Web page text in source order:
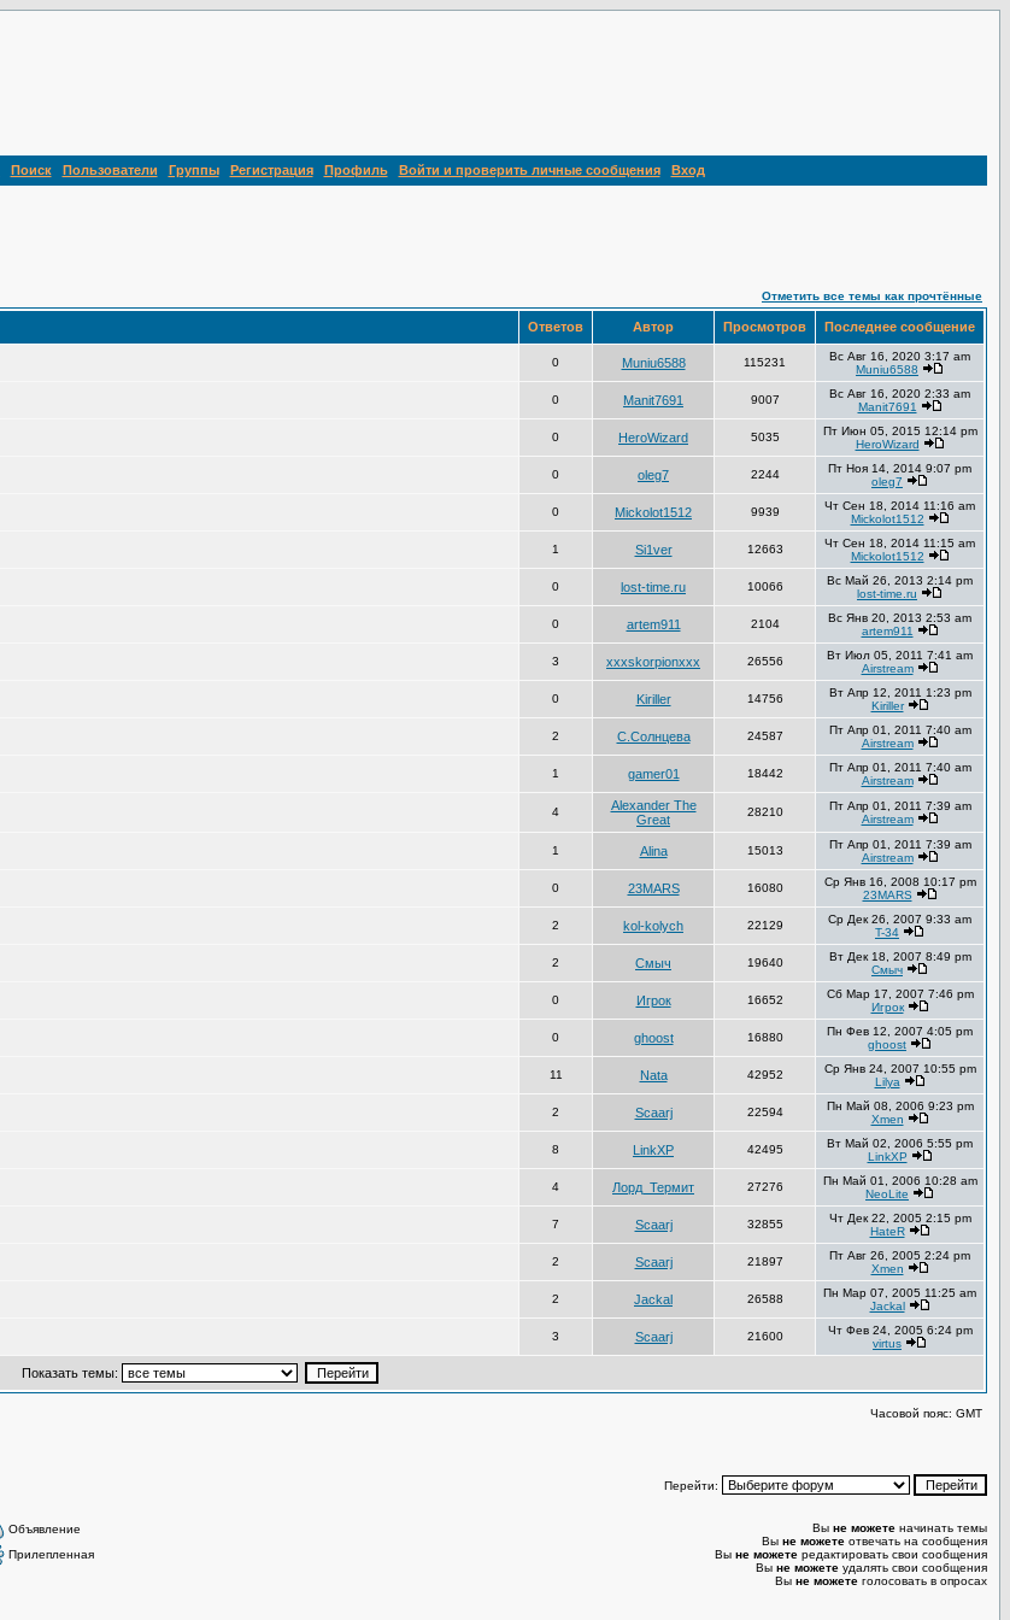
Поиск Пользователи Группы Регистрация Профиль Войти и проверить личные сообщения Вход
Отметить все темы как прочтённые
Ответов Автор Просмотров Последнее сообщение
0 Muniu6588 115231
Вс Авг 16, 2020 3:17 am
Muniu6588
0 Manit7691 9007
Вс Авг 16, 2020 2:33 am
Manit7691
0 HeroWizard 5035
Пт Июн 05, 2015 12:14 pm
HeroWizard
0 oleg7 2244
Пт Ноя 14, 2014 9:07 pm
oleg7
0 Mickolot1512 9939
Чт Сен 18, 2014 11:16 am
Mickolot1512
1 Si1ver 12663
Чт Сен 18, 2014 11:15 am
Mickolot1512
0 lost-time.ru 10066
Вс Май 26, 2013 2:14 pm
lost-time.ru
0 artem911 2104
Вс Янв 20, 2013 2:53 am
artem911
3 xxxskorpionxxx 26556
Вт Июл 05, 2011 7:41 am
Airstream
0 Kiriller 14756
Вт Апр 12, 2011 1:23 pm
Kiriller
2 С.Солнцева 24587
Пт Апр 01, 2011 7:40 am
Airstream
1 gamer01 18442
Пт Апр 01, 2011 7:40 am
Airstream
4
Alexander The
Great
28210
Пт Апр 01, 2011 7:39 am
Airstream
1 Alina 15013
Пт Апр 01, 2011 7:39 am
Airstream
0 23MARS 16080
Ср Янв 16, 2008 10:17 pm
23MARS
2 kol-kolych 22129
Ср Дек 26, 2007 9:33 am
T-34
2 Смыч 19640
Вт Дек 18, 2007 8:49 pm
Смыч
0 Игрок 16652
Сб Мар 17, 2007 7:46 pm
Игрок
0 ghoost 16880
Пн Фев 12, 2007 4:05 pm
ghoost
11 Nata 42952
Ср Янв 24, 2007 10:55 pm
Lilya
2 Scaarj 22594
Пн Май 08, 2006 9:23 pm
Xmen
8 LinkXP 42495
Вт Май 02, 2006 5:55 pm
LinkXP
4 Лорд_Термит 27276
Пн Май 01, 2006 10:28 am
NeoLite
7 Scaarj 32855
Чт Дек 22, 2005 2:15 pm
HateR
2 Scaarj 21897
Пт Авг 26, 2005 2:24 pm
Xmen
2 Jackal 26588
Пн Мар 07, 2005 11:25 am
Jackal
3 Scaarj 21600
Чт Фев 24, 2005 6:24 pm
virtus
Показать темы:
Часовой пояс: GMT
Перейти:
Объявление
Прилепленная
Вы не можете начинать темы
Вы не можете отвечать на сообщения
Вы не можете редактировать свои сообщения
Вы не можете удалять свои сообщения
Вы не можете голосовать в опросах